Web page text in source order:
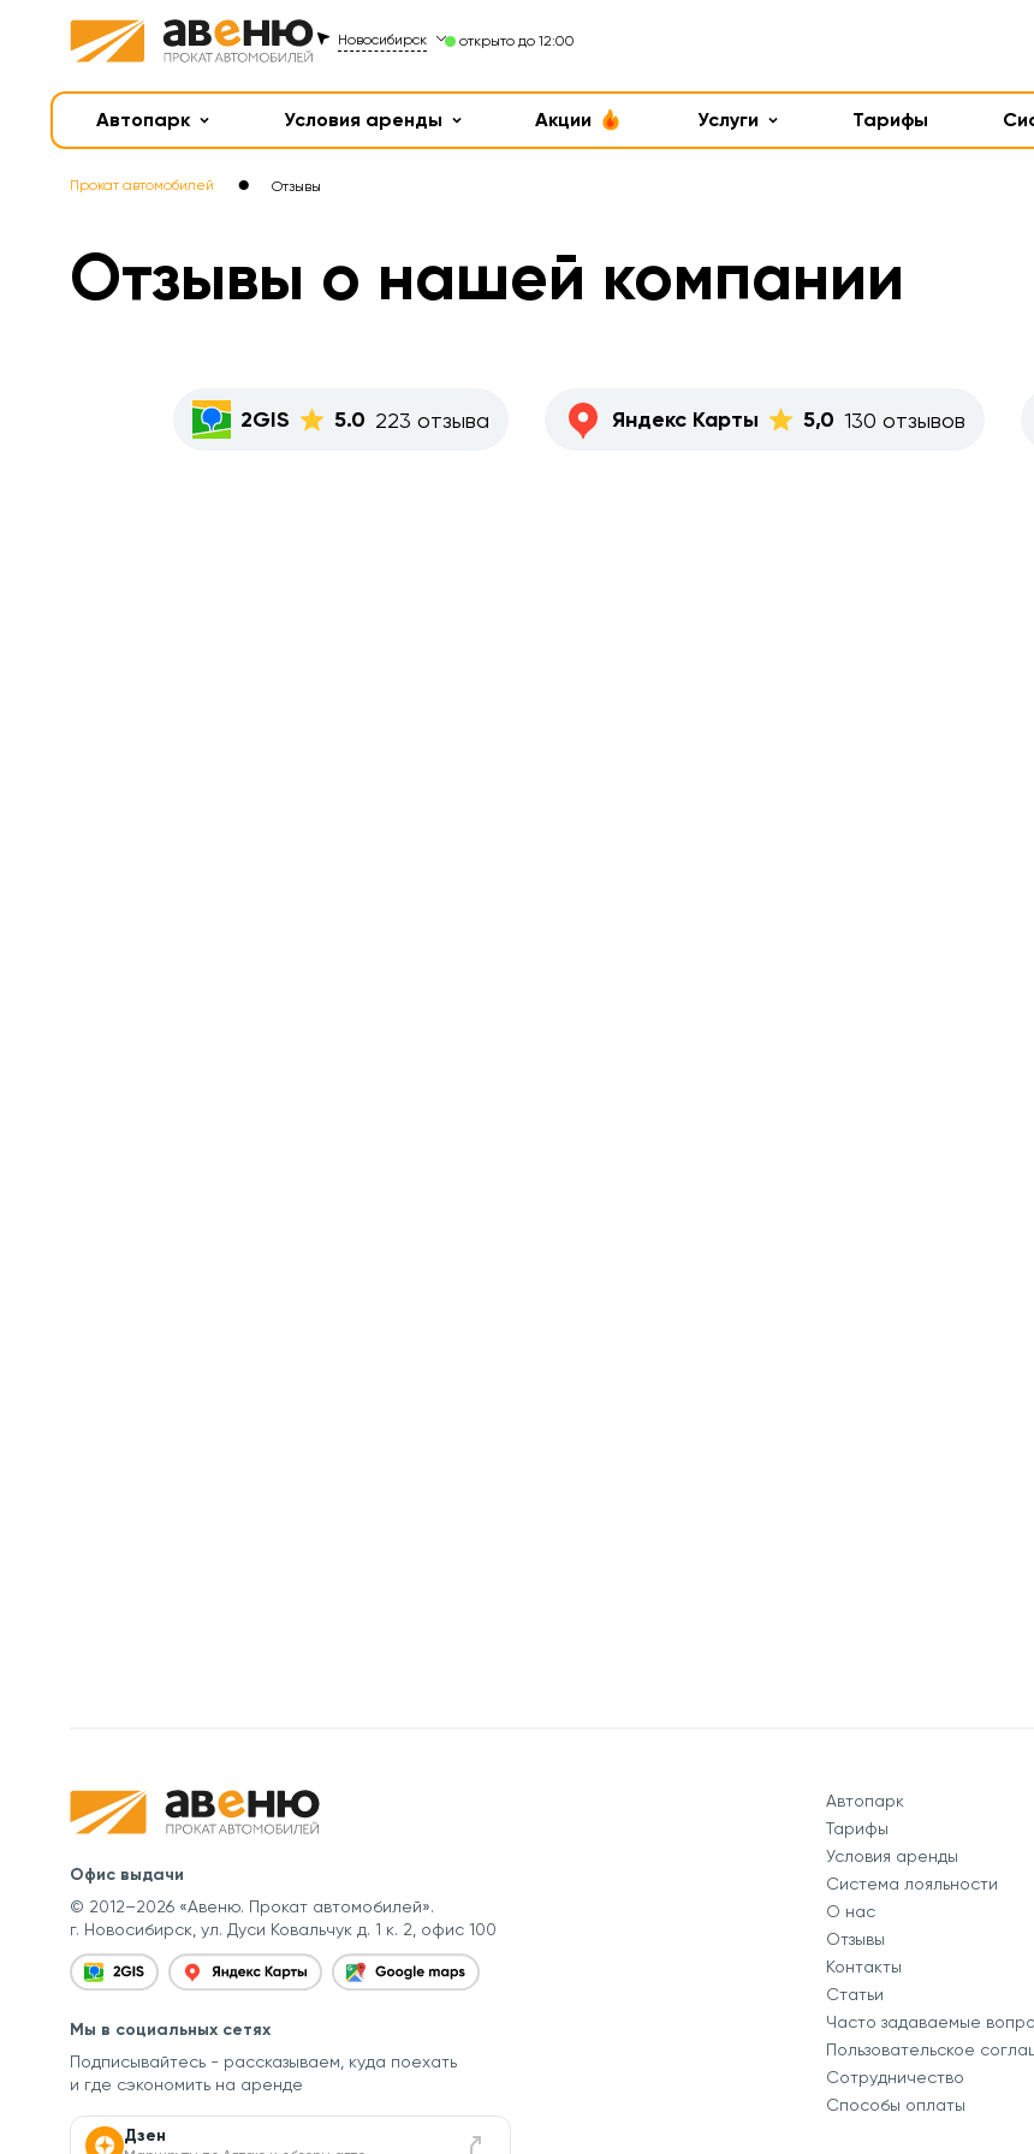
Новосибирск открыто до 12:00
Автопарк Условия аренды Акции Услуги Тарифы
Прокат автомобилей ● Отзывы
Отзывы о нашей компании
2GIS 5.0 223 отзыва Яндекс Карты 5,0 130 отзывов
Офис выдачи
© 2012–2026 «Авеню. Прокат автомобилей».
г. Новосибирск, ул. Дуси Ковальчук д. 1 к. 2, офис 100
Мы в социальных сетях
Подписывайтесь - рассказываем, куда поехать
и где сэкономить на аренде
Дзен
Автопарк
Тарифы
Условия аренды
Система лояльности
О нас
Отзывы
Контакты
Статьи
Часто задаваемые
Пользовательское
Сотрудничество
Способы оплаты